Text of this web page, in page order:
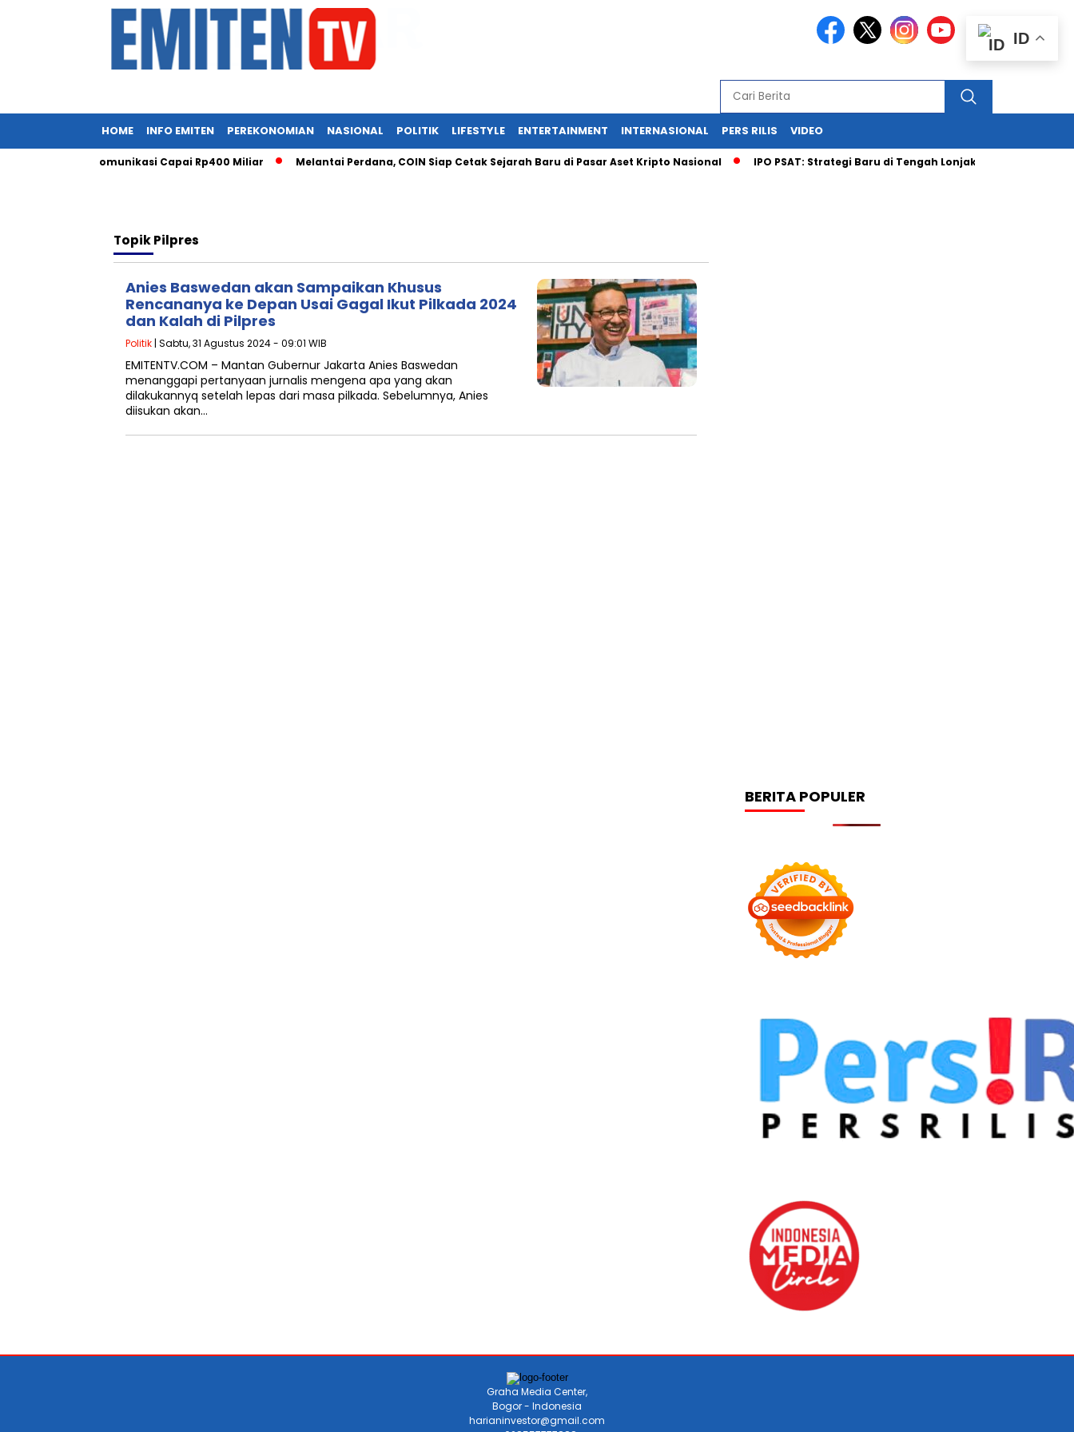
HOME INFO EMITEN PEREKONOMIAN NASIONAL POLITIK LIFESTYLE ENTERTAINMENT INTERNASIONAL PERS RILIS VIDEO
Telekomunikasi Capai Rp400 Miliar Melantai Perdana, COIN Siap Cetak Sejarah Baru di Pasar Aset Kripto Nasional IPO PSAT: Strategi Baru di Tengah Lonjakan Permintaan
TopikPilpres
Anies Baswedan akan Sampaikan Khusus
Rencananya ke Depan Usai Gagal Ikut Pilkada 2024
dan Kalah di Pilpres
Politik | Sabtu, 31 Agustus 2024 - 09:01 WIB
EMITENTV.COM – Mantan Gubernur Jakarta Anies Baswedan
menanggapi pertanyaan jurnalis mengena apa yang akan
dilakukannyq setelah lepas dari masa pilkada. Sebelumnya, Anies
diisukan akan…
BERITA POPULER
ID
Graha Media Center,
Bogor - Indonesia
harianinvestor@gmail.com